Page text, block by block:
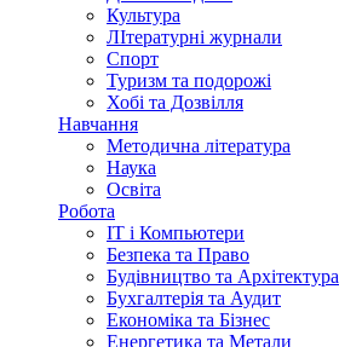
Культура
ЛІтературні журнали
Спорт
Туризм та подорожі
Хобі та Дозвілля
Навчання
Методична література
Наука
Освіта
Робота
IT і Компьютери
Безпека та Право
Будівництво та Архітектура
Бухгалтерія та Аудит
Економіка та Бізнес
Енергетика та Метали